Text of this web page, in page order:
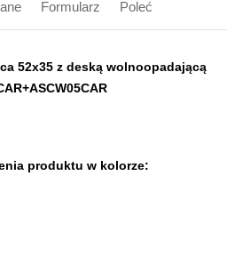
Formularz Poleć
52x35 z deską wolnoopadającą
produktu w kolorze: